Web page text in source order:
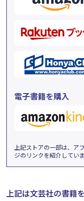
電子書籍を購入
上記ストアの一部は、ア
ジのリンクを紹介していま
上記は文芸社の書籍